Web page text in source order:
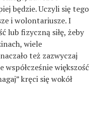
będzie. Uczyli się tego
i wolontariusze. I
lub fizyczną siłę, żeby
wiele
też zazwyczaj
współcześnie większość
kręci się wokół